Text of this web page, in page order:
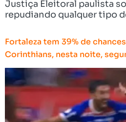
Justiça Eleitoral paulista
repudiando qualquer tipo
Fortaleza tem 39% de
Corinthians, nesta noite,